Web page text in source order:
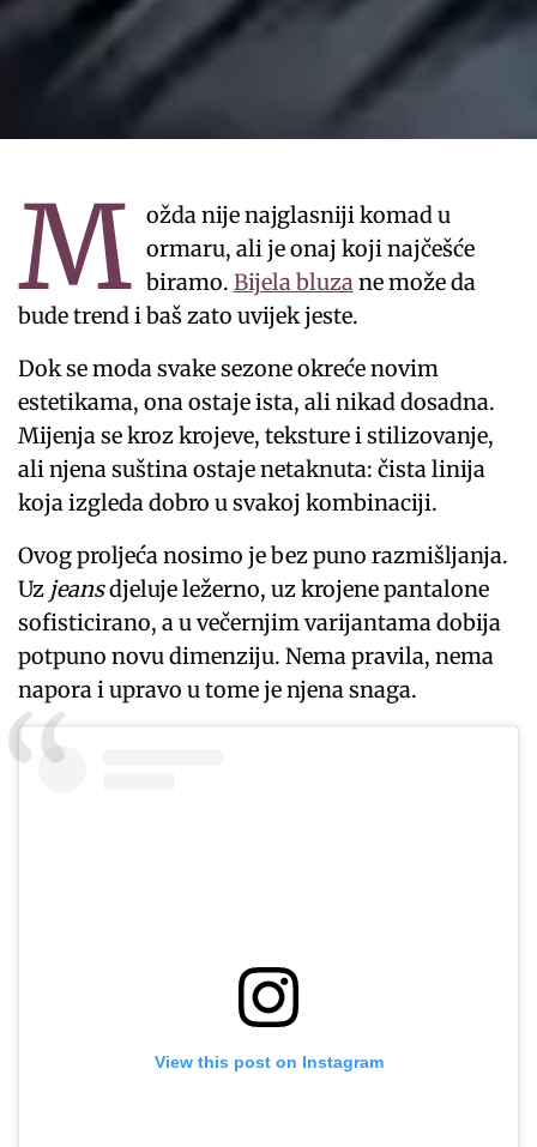
M ožda nije najglasniji komad u
ormaru, ali je onaj koji najčešće
biramo. Bijela bluza ne može da
bude trend i baš zato uvijek jeste.
Dok se moda svake sezone okreće novim
estetikama, ona ostaje ista, ali nikad dosadna.
Mijenja se kroz krojeve, teksture i stilizovanje,
ali njena suština ostaje netaknuta: čista linija
koja izgleda dobro u svakoj kombinaciji.
Ovog proljeća nosimo je bez puno razmišljanja.
Uz jeansdjeluje ležerno, uz krojene pantalone
sofisticirano, a u večernjim varijantama dobija
potpuno novu dimenziju. Nema pravila, nema
napora i upravo u tome je njena snaga.
View this post on Instagram